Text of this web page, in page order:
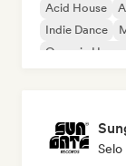
Acid House
Indie Dance
Organic
Selo